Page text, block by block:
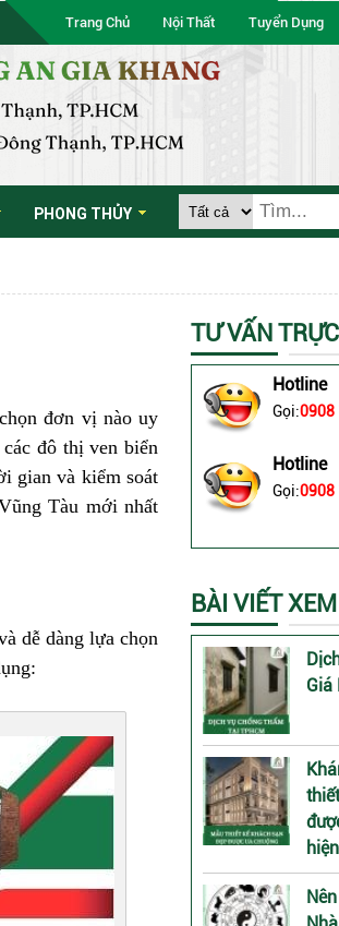
Trang Chủ Nội Thất Tuyển Dụng
PHONG THỦY
TƯ VẤN
Hotline
Gọi:0908
Hotline
Gọi:0908
BÀI VIẾT
Giá
đơn vị nào uy
đô thị ven biển
gian và kiểm soát
Tàu mới nhất
dễ dàng lựa chọn